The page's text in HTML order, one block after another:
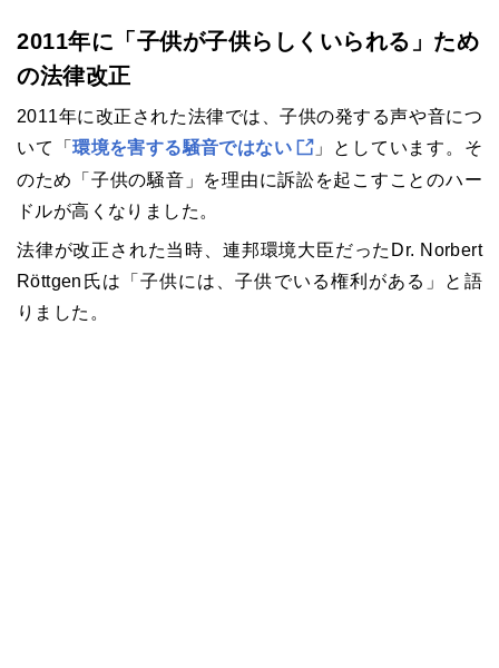
2011年に「子供が子供らしくいられる」ため
の法律改正
2011年に改正された法律では、子供の発する声や音につ
いて「環境を害する騒音ではない
」としています。そ
のため「子供の騒音」を理由に訴訟を起こすことのハー
ドルが高くなりました。
法律が改正された当時、連邦環境大臣だったDr. Norbert
Röttgen氏は「子供には、子供でいる権利がある」と語
りました。